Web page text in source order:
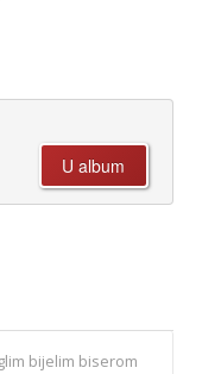
bijelim biserom